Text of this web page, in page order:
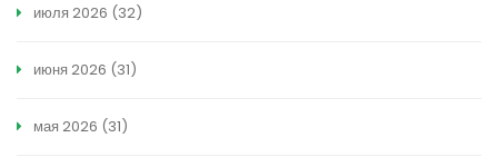
июля 2026 (32)
июня 2026 (31)
мая 2026 (31)